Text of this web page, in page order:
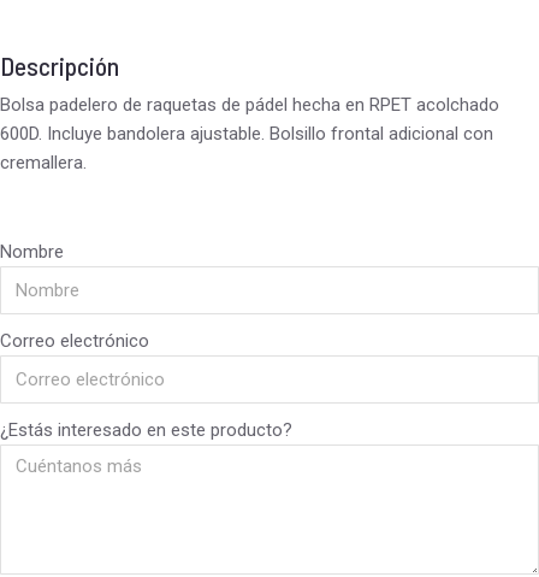
Descripción
Bolsa padelero de raquetas de pádel hecha en RPET acolchado
600D. Incluye bandolera ajustable. Bolsillo frontal adicional con
cremallera.
Nombre
Correo electrónico
¿Estás interesado en este producto?